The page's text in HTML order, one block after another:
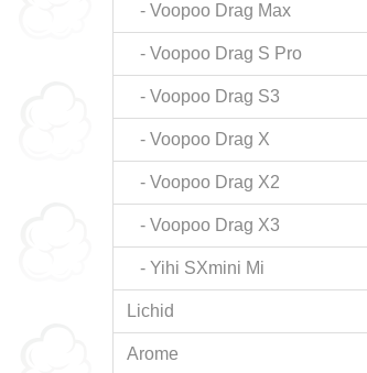
- Voopoo Drag Max
- Voopoo Drag S Pro
- Voopoo Drag S3
- Voopoo Drag X
- Voopoo Drag X2
- Voopoo Drag X3
- Yihi SXmini Mi
Lichid
Arome